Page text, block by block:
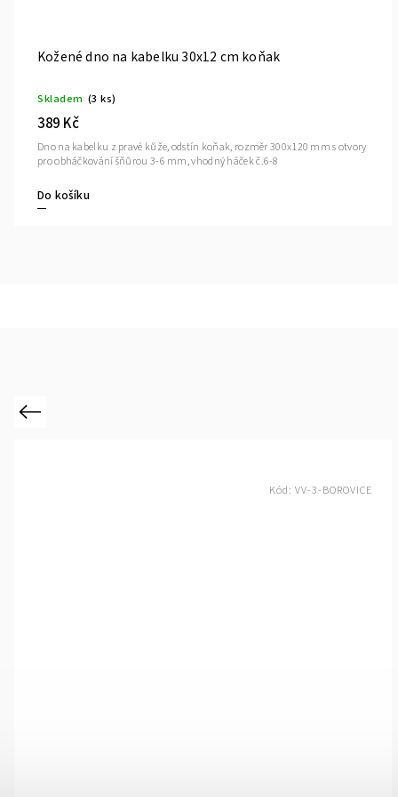
opaskové
Opaskový šroub-sada 2ks černý mat
Sada spojovacích kvalitních šroubků pro kožená ucha
Previous